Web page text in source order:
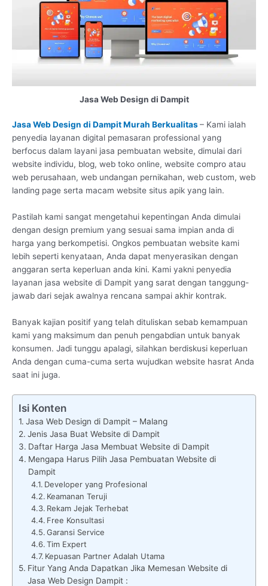
Jasa Web Design di Dampit
Jasa Web Design di Dampit Murah Berkualitas– Kami ialah
penyedia layanan digital pemasaran professional yang
berfocus dalam layani jasa pembuatan website, dimulai dari
website individu, blog, web toko online, website compro atau
web perusahaan, web undangan pernikahan, web custom, web
landing page serta macam website situs apik yang lain.
Pastilah kami sangat mengetahui kepentingan Anda dimulai
dengan design premium yang sesuai sama impian anda di
harga yang berkompetisi. Ongkos pembuatan website kami
lebih seperti kenyataan, Anda dapat menyerasikan dengan
anggaran serta keperluan anda kini. Kami yakni penyedia
layanan jasa website di Dampit yang sarat dengan tanggung-
jawab dari sejak awalnya rencana sampai akhir kontrak.
Banyak kajian positif yang telah dituliskan sebab kemampuan
kami yang maksimum dan penuh pengabdian untuk banyak
konsumen. Jadi tunggu apalagi, silahkan berdiskusi keperluan
Anda dengan cuma-cuma serta wujudkan website hasrat Anda
saat ini juga.
Isi Konten
Jasa Web Design di Dampit – Malang
Jenis Jasa Buat Website di Dampit
Daftar Harga Jasa Membuat Website di Dampit
Mengapa Harus Pilih Jasa Pembuatan Website di
Dampit
Developer yang Profesional
Keamanan Teruji
Rekam Jejak Terhebat
Free Konsultasi
Garansi Service
Tim Expert
Kepuasan Partner Adalah Utama
Fitur Yang Anda Dapatkan Jika Memesan Website di
Jasa Web Design Dampit :